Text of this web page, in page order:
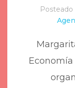
Posteado